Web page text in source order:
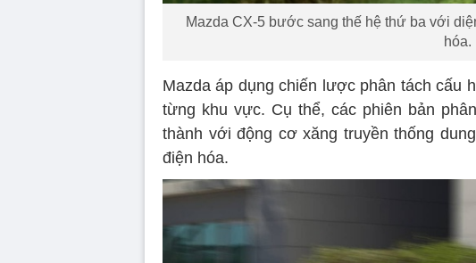
Mazda CX-5 bước sang thế hệ thứ ba với
hóa.
Mazda áp dụng chiến lược phân tách cấu
từng khu vực. Cụ thể, các phiên bản
thành với động cơ xăng truyền thống
điện hóa.